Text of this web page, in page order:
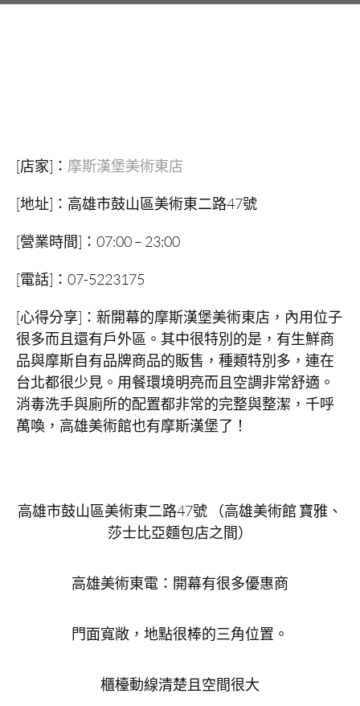
[店家]： 摩斯漢堡美術東店
[地址]：高雄市鼓山區美術東二路47號
[營業時間]：07:00 – 23:00
[電話]：07-5223175
[心得分享]：新開幕的摩斯漢堡美術東店，內用位子
很多而且還有戶外區。其中很特別的是，有生鮮商
品與摩斯自有品牌商品的販售，種類特別多，連在
台北都很少見。用餐環境明亮而且空調非常舒適。
消毒洗手與廁所的配置都非常的完整與整潔，千呼
萬喚，高雄美術館也有摩斯漢堡了！
高雄市鼓山區美術東二路47號 （高雄美術館 寶雅、
莎士比亞麵包店之間）
高雄美術東電：開幕有很多優惠商
門面寬敞，地點很棒的三角位置。
櫃檯動線清楚且空間很大